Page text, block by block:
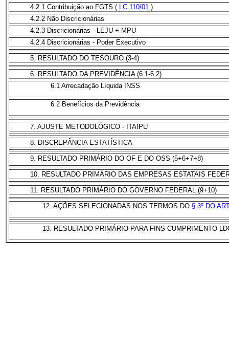
4.2.1 Contribuição ao FGTS ( LC 110/01 )
4.2.2 Não Discricionárias
4.2.3 Discricionárias - LEJU + MPU
4.2.4 Discricionárias - Poder Executivo
5. RESULTADO DO TESOURO (3-4)
6. RESULTADO DA PREVIDÊNCIA (6.1-6.2)
6.1 Arrecadação Líquida INSS
6.2 Benefícios da Previdência
7. AJUSTE METODOLÓGICO - ITAIPU
8. DISCREPÂNCIA ESTATÍSTICA
9. RESULTADO PRIMÁRIO DO OF E DO OSS (5+6+7+8)
10. RESULTADO PRIMÁRIO DAS EMPRESAS ESTATAIS
11. RESULTADO PRIMÁRIO DO GOVERNO FEDERAL (9+10)
12. AÇÕES SELECIONADAS NOS TERMOS DO § 3º DO
13. RESULTADO PRIMÁRIO PARA FINS CUMPRIMENTO